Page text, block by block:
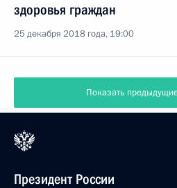
здоровья граждан
25 декабря 2018 года, 19:00
Показать
Президент России